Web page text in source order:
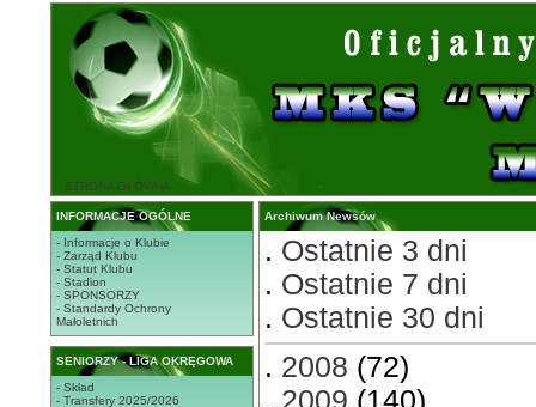
STRONA GŁÓWNA
INFORMACJE OGÓLNE
- Informacje o Klubie
- Zarząd Klubu
- Statut Klubu
- Stadion
- SPONSORZY
- Standardy Ochrony
Małoletnich
SENIORZY - LIGA OKRĘGOWA
- Skład
- Transfery 2025/2026
Archiwum Newsów
. Ostatnie 3 dni
. Ostatnie 7 dni
. Ostatnie 30 dni
. 2008 (72)
. 2009 (140)